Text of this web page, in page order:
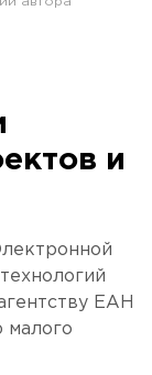
и
ЕАН
малого